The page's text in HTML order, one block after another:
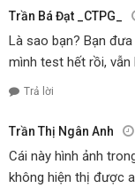
Trần Bá Đạt _CTPG_
Là sao bạn? Bạn
mình test hết rồi, vẫn
Trả lời
Trần Thị Ngân Anh
Cái này hình ảnh
không hiện thị được